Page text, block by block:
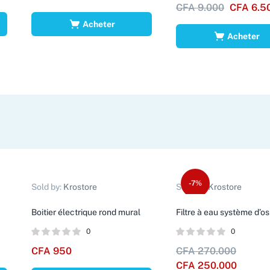
Acheter
CFA9.000 CFA
Acheter
Sold by: Krostore
Boitier électrique rond mural
0
CFA 950
-7%
Sold by: Krostore
Filtre à eau système
0
CFA270.000
CFA 250.000